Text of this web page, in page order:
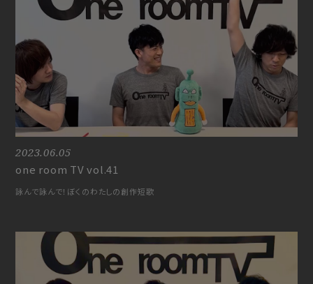
2023.06.05
one room TV vol.41
詠んで詠んで！ぼくのわたしの創作短歌